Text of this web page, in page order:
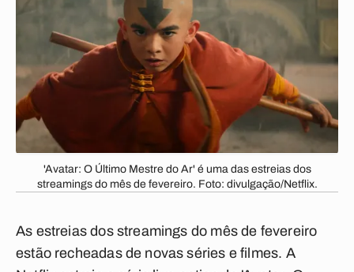
'Avatar: O Último Mestre do Ar' é uma das estreias dos
streamings do mês de fevereiro. Foto: divulgação/Netflix.
As estreias dos streamings do mês de fevereiro
estão recheadas de novas séries e filmes. A